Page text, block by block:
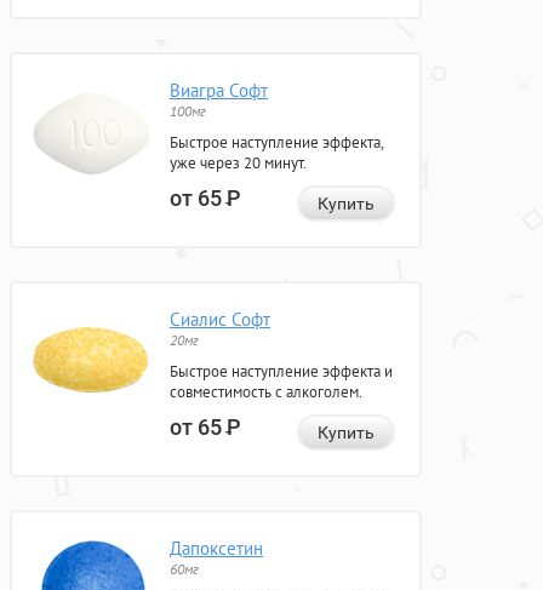
Виагра Софт
100мг
Быстрое наступление эффекта,
уже через 20 минут.
от 65Р Купить
Сиалис Софт
20мг
Быстрое наступление эффекта и
совместимость с алкоголем.
от 65Р Купить
Дапоксетин
60мг